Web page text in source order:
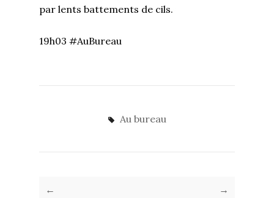
par lents battements de cils.
19h03 #AuBureau
Au bureau
← →